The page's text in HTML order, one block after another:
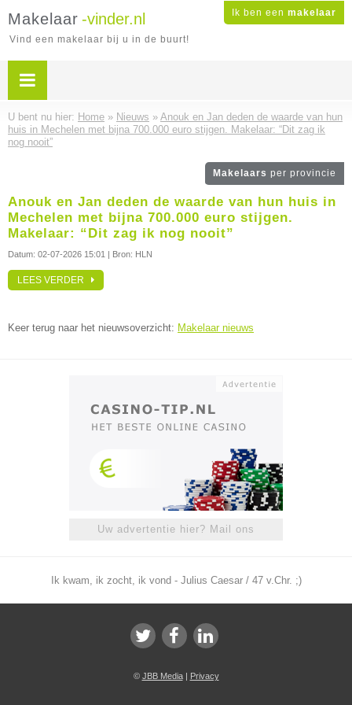
Ik ben een makelaar
Makelaar -vinder.nl
Vind een makelaar bij u in de buurt!
U bent nu hier: Home » Nieuws » Anouk en Jan deden de waarde van hun
huis in Mechelen met bijna 700.000 euro stijgen. Makelaar: “Dit zag ik
nog nooit”
Makelaars per provincie
Anouk en Jan deden de waarde van hun huis in
Mechelen met bijna 700.000 euro stijgen.
Makelaar: “Dit zag ik nog nooit”
Datum: 02-07-2026 15:01 | Bron: HLN
LEES VERDER
Keer terug naar het nieuwsoverzicht: Makelaar nieuws
Uw advertentie hier? Mail ons
Ik kwam, ik zocht, ik vond - Julius Caesar / 47 v.Chr. ;)
© JBB Media| Privacy